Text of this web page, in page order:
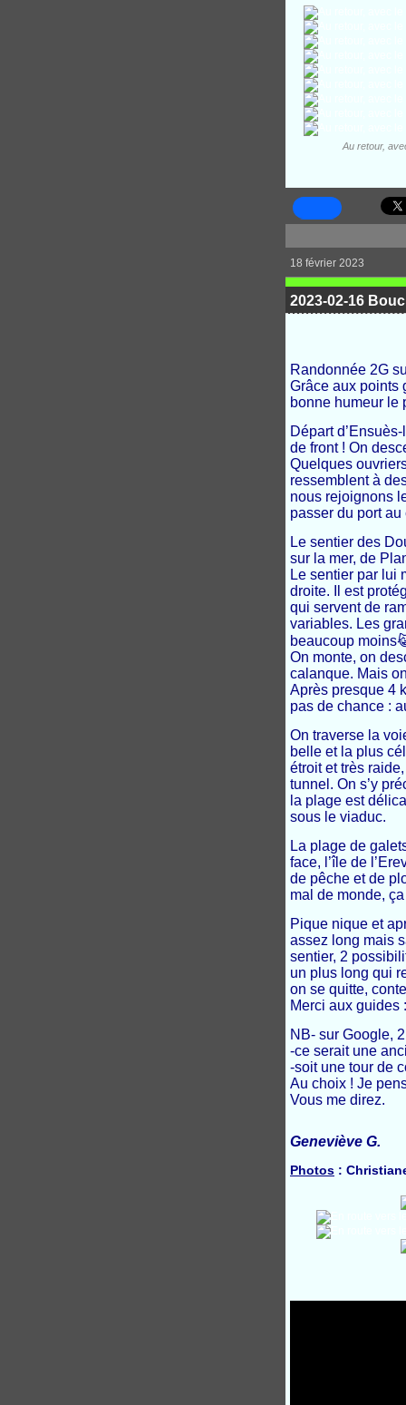
Au retour,
18 février 2023
2023-02-16
Randonnée 2G
Grâce aux points
bonne humeur le
Départ
de front ! On
Quelques
ressemblent à
nous rejoignons
passer du port
Le sentier des
sur la mer, de
Le sentier par lui
droite. Il est
qui servent de
variables. Les
beaucoup
On monte, on
calanque. Mais
Après presque 4
pas de chance :
On traverse la
belle et la plus
étroit et très
tunnel. On s’y
la plage est
sous le viaduc.
La plage de
face, l’île de
de pêche et de
mal de monde,
Pique nique et
assez long mais
sentier, 2
un plus long qui
on se quitte,
Merci aux
NB- sur Google,
-ce serait une
-soit une tour de
Au choix ! Je
Vous me direz.
Geneviève G.
Photos :